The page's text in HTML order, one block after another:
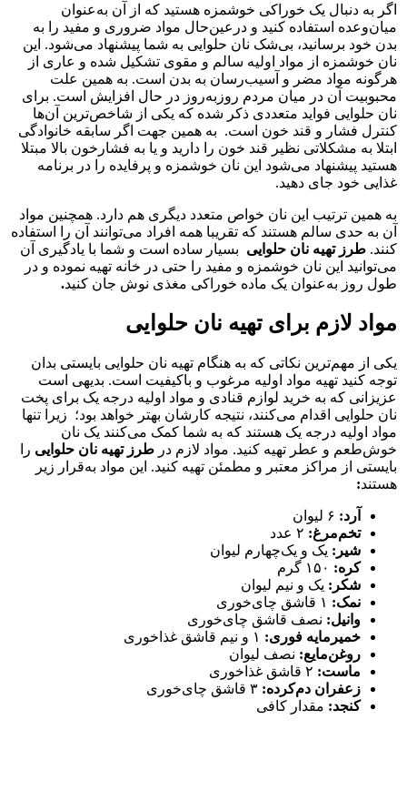
اگر به دنبال یک خوراکی خوشمزه هستید که از آن به‌عنوان
میان‌وعده استفاده کنید و درعین‌حال مواد ضروری و مفید را به
بدن خود برسانید، بی‌شک نان حلوایی به شما پیشنهاد می‌شود. این
نان خوشمزه از مواد اولیه سالم و مقوی تشکیل شده و عاری از
هرگونه مواد مضر و آسیب‌رسان به بدن است. به همین علت
محبوبیت آن در میان مردم روزبه‌روز در حال افزایش است. برای
نان حلوایی فواید متعددی ذکر شده که یکی از شاخص‌ترین آن‌ها
کنترل فشار و قند خون است. به همین جهت اگر سابقه خانوادگی
ابتلا به مشکلاتی نظیر قند خون را دارید و یا به فشارخون بالا مبتلا
هستید پیشنهاد می‌شود این نان خوشمزه و پرفایده را در برنامه
غذایی خود جای دهید.
به همین ترتیب این نان خواص متعدد دیگری هم دارد. همچنین مواد
آن به حدی سالم هستند که تقریبا همه افراد می‌توانند آن را استفاده
کنند. طرز تهیه نان حلوایی بسیار ساده است و شما با یادگیری آن
می‌توانید این نان خوشمزه و مفید را حتی در خانه تهیه نموده و در
طول روز به‌عنوان یک ماده خوراکی مغذی نوش جان کنید.
مواد لازم برای تهیه نان حلوایی
یکی از مهم‌ترین نکاتی که به هنگام تهیه نان حلوایی بایستی بدان
توجه کنید تهیه مواد اولیه مرغوب و باکیفیت است. بدیهی است
عزیزانی که به خرید لوازم قنادی و مواد اولیه درجه یک برای پخت
نان حلوایی اقدام می‌کنند، نتیجه کارشان بهتر خواهد بود؛ زیرا تنها
مواد اولیه درجه یک هستند که به شما کمک می‌کنند یک نان
خوش‌طعم و عطر تهیه کنید. مواد لازم در طرز تهیه نان حلوایی را
بایستی از مراکز معتبر و مطمئن تهیه کنید. این مواد به‌قرار زیر
هستند:
آرد:
تخم‌مرغ:
شیر : یک و یک‌‌چهارم لیوان
کره:
شکر: یک و نیم لیوان
نمک:
وانیل: نصف قاشق چای‌خوری
خمیرمایه فوری:
روغن‌مایع: نصف لیوان
ماست:
زعفران دم‌کرده:
کنجد: مقدار کافی